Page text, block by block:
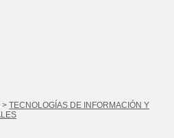
> TECNOLOGÍAS DE INFORMACIÓN Y